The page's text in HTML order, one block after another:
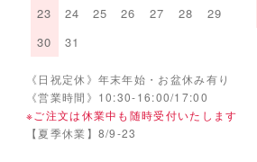
23
24 25 26 27 28
29
30
31
《日祝定休》年末年始・お盆休み有り
《営業時間》10:30-16:00/17:00
※ご注文は休業中も随時受付いたします
【夏季休業】8/9-23